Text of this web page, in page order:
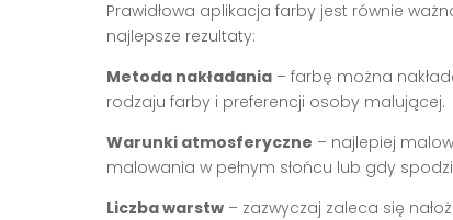
Prawidłowa aplikacja farby jest równie
najlepsze rezultaty:
Metoda nakładania – farbę można
rodzaju farby i preferencji osoby malującej.
Warunki atmosferyczne – najlepiej
malowania w pełnym słońcu lub gdy
Liczba warstw – zazwyczaj zaleca się